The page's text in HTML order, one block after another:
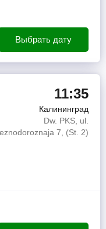
Выбрать дату
11:35
Калининград
Dw. PKS, ul.
7, (St. 2)